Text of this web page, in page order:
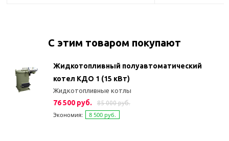
С этим товаром покупают
Жидкотопливный полуавтоматический
котел КДО 1 (15 кВт)
Жидкотопливные котлы
76 500 руб. 85 000 руб.
Экономия: 8 500 руб.